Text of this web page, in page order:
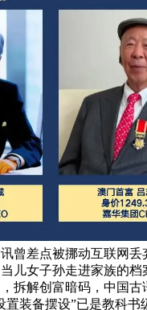
曾差点被挪动互联网
儿女子孙走进家族的
拆解创富暗码，中国
置装备摆设”已是教科